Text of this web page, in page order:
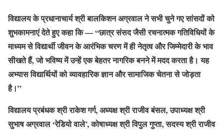
विद्यालय के प्रधानाचार्य श्री बालकिशन अग्रवाल ने सभी चुने गए सांसदों को
शुभकामनाएं देते हुए कहा कि — “छात्र संसद जैसी रचनात्मक गतिविधियों के
माध्यम से विद्यार्थी जीवन के आरंभिक चरण में ही नेतृत्व और जिम्मेदारी के भाव
सीखते हैं, जो भविष्य में उन्हें एक बेहतर नागरिक बनने में मदद करता है। यह
अभ्यास विद्यार्थियों को व्यावहारिक ज्ञान और सामाजिक चेतना से जोड़ता
है।”
विद्यालय प्रबंधक श्री राकेश गर्ग, अध्यक्ष श्री राजीव बंसल, उपाध्यक्ष श्री
सुभाष अग्रवाल ‘रेडियो वाले’, कोषाध्यक्ष श्री विपुल गुप्ता, सदस्य श्री राजीव